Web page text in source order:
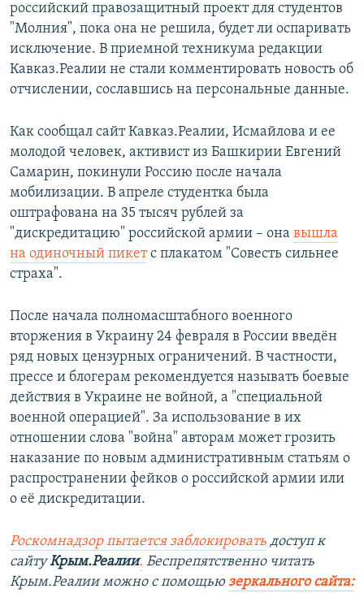
российский правозащитный проект для студентов
"Молния", пока она не решила, будет ли оспаривать
исключение. В приемной техникума редакции
Кавказ.Реалии не стали комментировать новость об
отчислении, сославшись на персональные данные.
Как сообщал сайт Кавказ.Реалии, Исмайлова и ее
молодой человек, активист из Башкирии Евгений
Самарин, покинули Россию после начала
мобилизации. В апреле студентка была
оштрафована на 35 тысяч рублей за
"дискредитацию" российской армии – она вышла
на одиночный пикетс плакатом "Совесть сильнее
страха".
После начала полномасштабного военного
вторжения в Украину 24 февраля в России введён
ряд новых цензурных ограничений. В частности,
прессе и блогерам рекомендуется называть боевые
действия в Украине не войной, а "специальной
военной операцией". За использование в их
отношении слова "война" авторам может грозить
наказание по новым административным статьям о
распространении фейков о российской армии или
о её дискредитации.
Роскомнадзор пытается заблокировать доступ к
сайтуКрым.Реалии. Беспрепятственно читать
Крым.Реалии можно с помощью зеркального сайта: